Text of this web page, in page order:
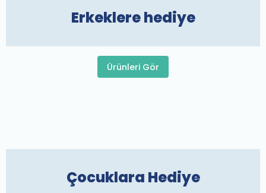
Erkeklere hediye
Ürünleri Gör
Çocuklara Hediye